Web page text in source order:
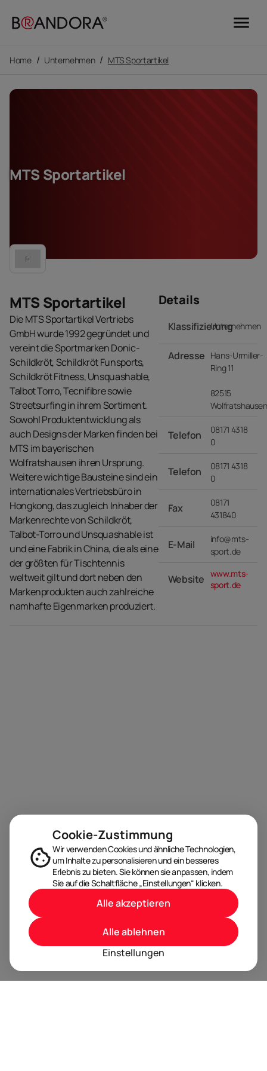
menu
Home / Unternehmen / MTS Sportartikel
MTS Sportartikel
MTS Sportartikel
Die MTS Sportartikel Vertriebs
GmbH wurde 1992 gegründet und
vereint die Sportmarken Donic-
Schildkröt, Schildkröt Funsports,
Schildkröt Fitness, Unsquashable,
Talbot Torro, Tecnifibre sowie
Streetsurfing in ihrem Sortiment.
Sowohl Produktentwicklung als
auch Designs der Marken finden bei
MTS im bayerischen
Wolfratshausen ihren Ursprung.
Weitere wichtige Bausteine sind ein
internationales Vertriebsbüro in
Hongkong, das zugleich Inhaber der
Markenrechte von Schildkröt,
Talbot-Torro und Unsquashable ist
und eine Fabrik in China, die als eine
der größten für Tischtennis
weltweit gilt und dort neben den
Markenprodukten auch zahlreiche
namhafte Eigenmarken produziert.
Details
KlassifizierungUnternehmen
Adresse Hans-Urmiller-
Ring 11
82515
Wolfratshausen
Telefon
08171 4318
0
Telefon
08171 4318
0
Fax
08171
431840
E-Mail
info@mts-
sport.de
Website www.mts-
sport.de
Cookie-Zustimmung
Wir verwenden Cookies und ähnliche Technologien,
um Inhalte zu personalisieren und ein besseres
Erlebnis zu bieten. Sie können sie anpassen, indem
Sie auf die Schaltfläche „Einstellungen“ klicken.
Einstellungen
Alle ablehnen
Alle akzeptieren